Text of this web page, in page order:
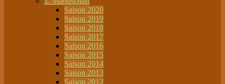
Saison 2020
Saison 2019
Saison 2018
Saison 2017
Saison 2016
Saison 2015
Saison 2014
Saison 2013
Saison 2012